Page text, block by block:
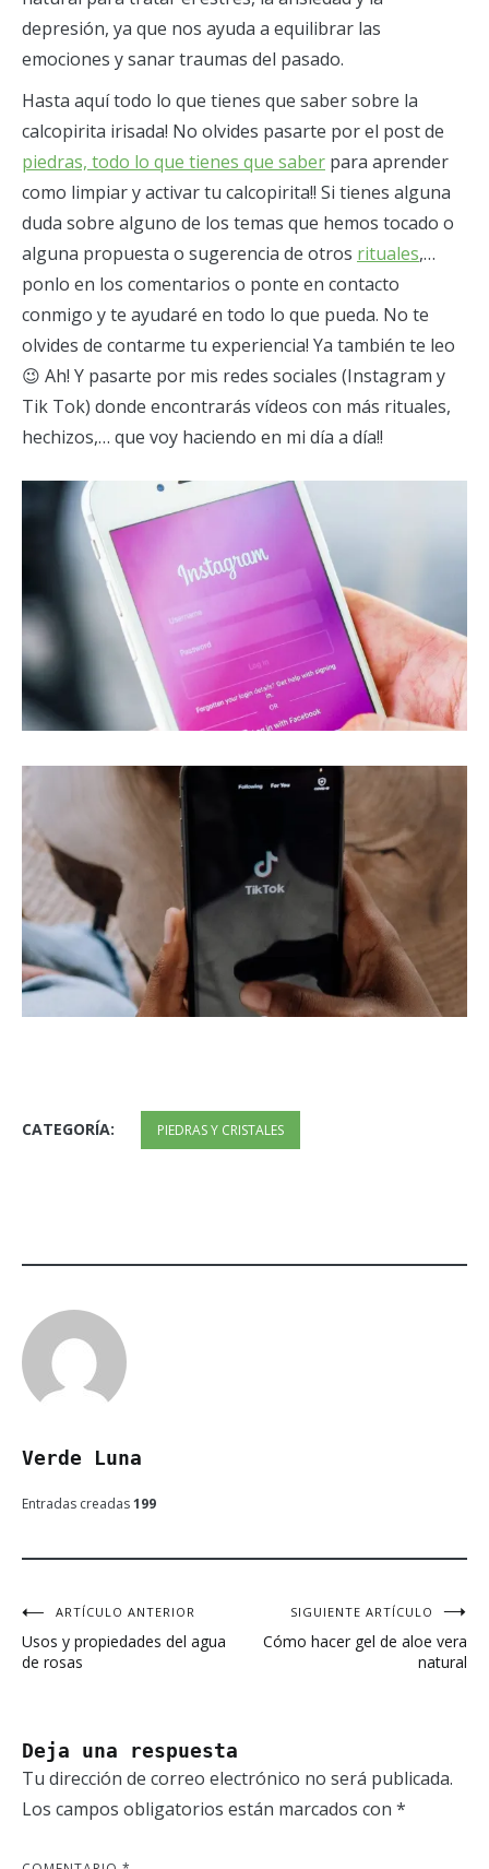
depresión, ya que nos ayuda a equilibrar las
emociones y sanar traumas del pasado.
Hasta aquí todo lo que tienes que saber sobre la
calcopirita irisada! No olvides pasarte por el post de
piedras, todo lo que tienes que saber para aprender
como limpiar y activar tu calcopirita!! Si tienes alguna
duda sobre alguno de los temas que hemos tocado o
alguna propuesta o sugerencia de otros rituales,…
ponlo en los comentarios o ponte en contacto
conmigo y te ayudaré en todo lo que pueda. No te
olvides de contarme tu experiencia! Ya también te leo
😉 Ah! Y pasarte por mis redes sociales (Instagram y
Tik Tok) donde encontrarás vídeos con más rituales,
hechizos,… que voy haciendo en mi día a día!!
CATEGORÍA: PIEDRAS Y CRISTALES
Verde Luna
Entradas creadas199
Navegación
de
ARTÍCULO ANTERIOR
Usos y propiedades del agua
de rosas
SIGUIENTE ARTÍCULO
Cómo hacer gel de aloe vera
natural
Deja una respuesta
Tu dirección de correo electrónico no será publicada.
Los campos obligatorios están marcados con *